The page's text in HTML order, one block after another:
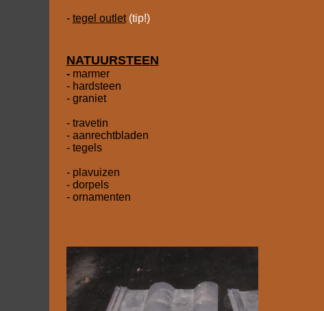
- tegel outlet (tip!)
NATUURSTEEN
- marmer
- hardsteen
- graniet
- travetin
- aanrechtbladen
- tegels
- plavuizen
- dorpels
- ornamenten